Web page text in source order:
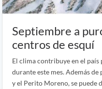
Septiembre a
centros de esquí
El clima contribuye en el
durante este mes. Además
y el Perito Moreno, se puede